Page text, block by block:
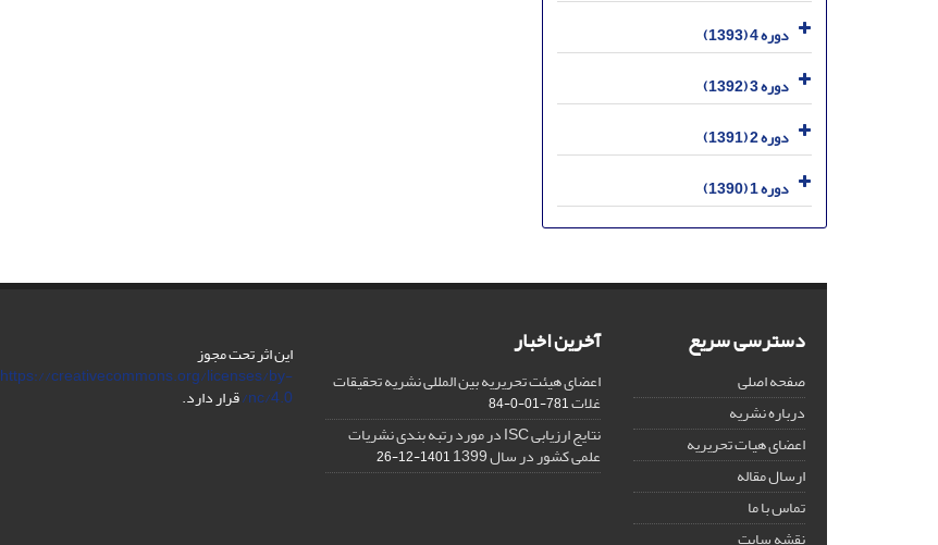
دوره 4 (1393)
دوره 3 (1392)
دوره 2 (1391)
دوره 1 (1390)
دسترسی سریع
صفحه اصلی
درباره نشریه
اعضای هیات تحریریه
ارسال مقاله
تماس با ما
نقشه سایت
آخرین اخبار
اعضای هیئت تحریریه بین المللی نشریه تحقیقات
غلات781-01-0-84
نتایج ارزیابی ISC در مورد رتبه بندی نشریات
علمی کشور در سال 1399 1401-12-26
این اثر تحت مجوز
https://creativecommons.org/licenses/by-
nc/4.0/ قرار دارد.